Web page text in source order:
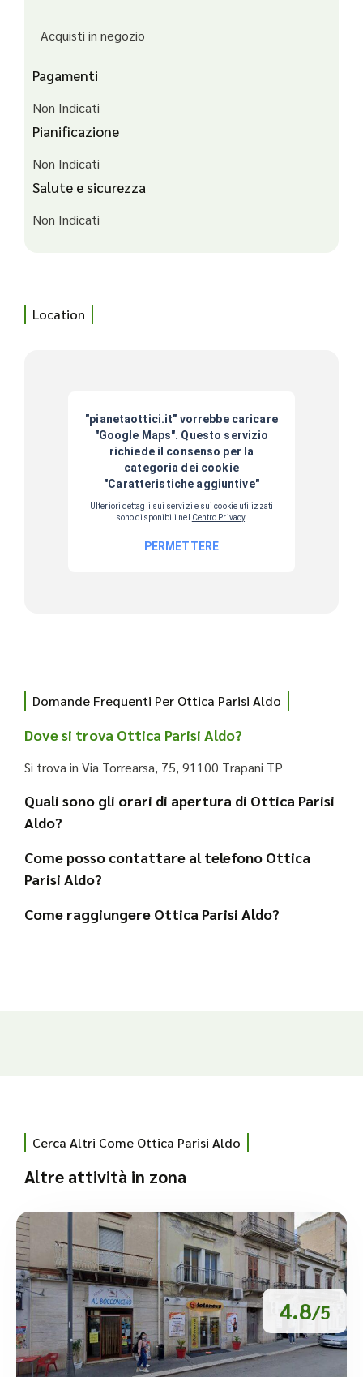
Acquisti in negozio
Pagamenti
Non Indicati
Pianificazione
Non Indicati
Salute e sicurezza
Non Indicati
Location
Domande Frequenti Per Ottica Parisi Aldo
Dove si trova Ottica Parisi Aldo?
Si trova in Via Torrearsa, 75, 91100 Trapani TP
Quali sono gli orari di apertura di Ottica Parisi
Aldo?
Come posso contattare al telefono Ottica
Parisi Aldo?
Come raggiungere Ottica Parisi Aldo?
Cerca Altri Come Ottica Parisi Aldo
Altre attività in zona
4.8/5